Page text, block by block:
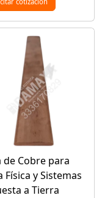
de Cobre para
Física y Sistemas
a Tierra